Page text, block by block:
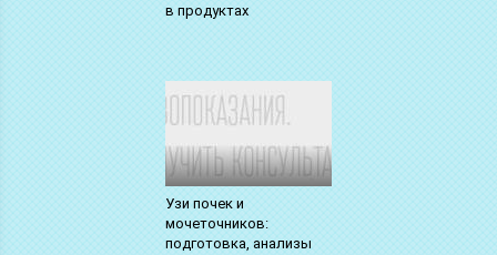
в продуктах
Узи почек и
мочеточников:
подготовка, анализы